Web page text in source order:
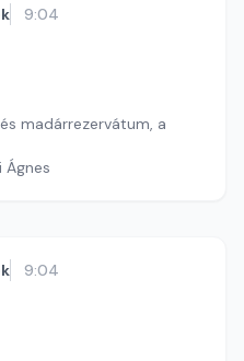
9:04
madárrezervátum, a
Ágnes
9:04